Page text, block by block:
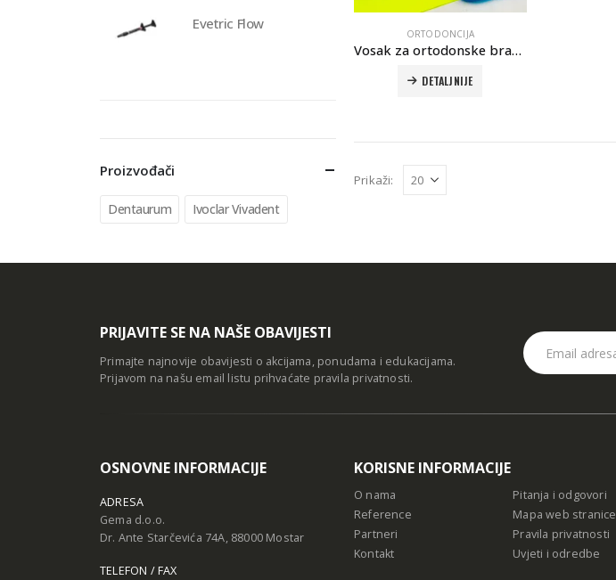
ORTODONCIJA
Vosak za ortodonske bravice
DETALJNIJE
Prikaži:
Evetric Flow
Proizvođači
Dentaurum Ivoclar Vivadent
PRIJAVITE SE NA NAŠE OBAVIJESTI
Primajte najnovije obavijesti o akcijama, ponudama i edukacijama.
Prijavom na našu email listu prihvaćate pravila privatnosti.
OSNOVNE INFORMACIJE
ADRESA
Gema d.o.o.
Dr. Ante Starčevića 74A, 88000 Mostar
TELEFON / FAX
KORISNE INFORMACIJE
O nama
Reference
Partneri
Kontakt
Pitanja i odgovori
Mapa web stranice
Pravila privatnosti
Uvjeti i odredbe